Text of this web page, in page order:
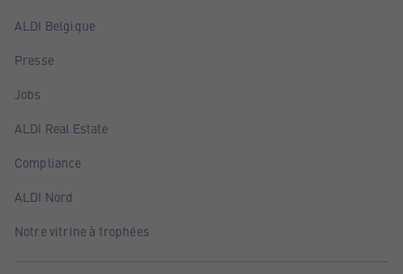
ALDI Belgique
Presse
Jobs
ALDI Real Estate
Compliance
ALDI Nord
Notre vitrine à trophées